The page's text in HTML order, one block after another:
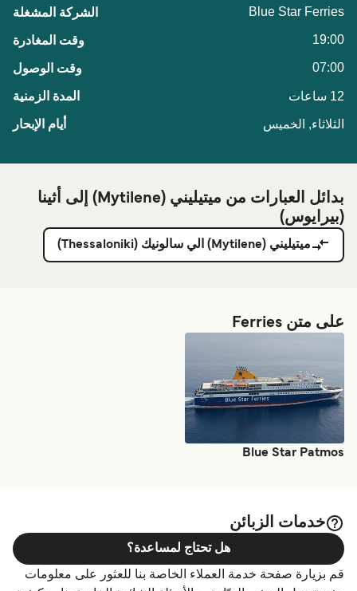
Blue Star Ferries
19:00
07:00
12 ساعات
الثلاثاء, الخميس
بدائل العبارات من ميتيليني (Mytilene) إلى أثينا
(بيرايوس)
ميتيليني (Mytilene) الي سالونيك (Thessaloniki)
على متن Ferries
Blue Star Patmos
خدمات الزبائن
قم بزيارة صفحة خدمة العملاء الخاصة بنا للعثور على معلومات
هل تحتاج لمساعدة؟